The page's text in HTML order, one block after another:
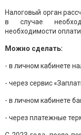
Налоговый орган
в случае
необходимости
Можно сделать:
- в личном кабинете
- через сервис
- в личном кабинете
- через платежные